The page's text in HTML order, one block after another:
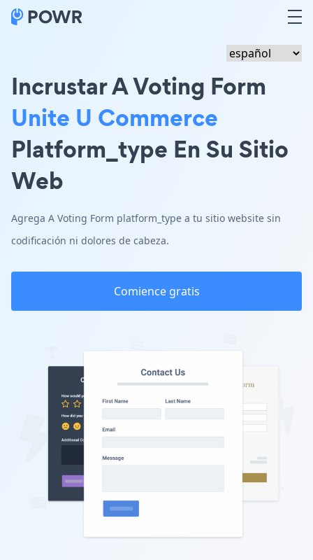
Incrustar A Voting Form
Unite U Commerce
Platform_type En Su Sitio
Web
Agrega A Voting Form platform_type a tu sitio website sin
codificación ni dolores de cabeza.
Comience gratis